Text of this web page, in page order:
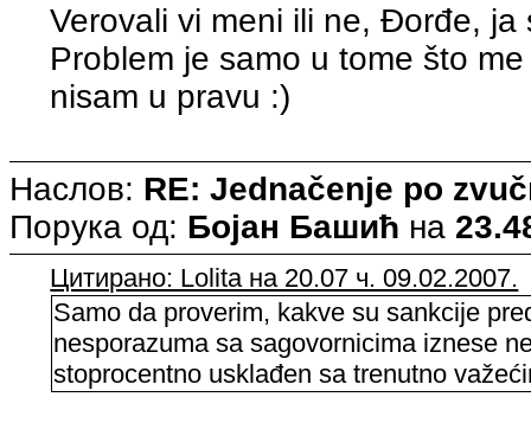
Verovali vi meni ili ne, Đorđe,
Problem je samo u tome što
nisam u pravu :)
Наслов: RE: Jednačenje po
Порука од: Бојан Башић на
Цитирано: Lolita на 20.07 ч. 09.02.2007.
Samo da proverim, kakve su sankcije
nesporazuma sa sagovornicima iznese
stoprocentno usklađen sa trenutno